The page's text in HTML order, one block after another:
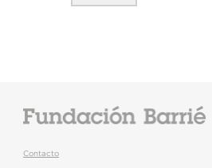
Contacto